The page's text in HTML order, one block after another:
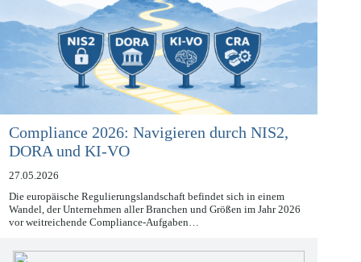
Compliance 2026: Navigieren durch NIS2,
DORA und KI-VO
27.05.2026
Die europäische Regulierungslandschaft befindet sich in einem
Wandel, der Unternehmen aller Branchen und Größen im Jahr 2026
vor weitreichende Compliance-Aufgaben…